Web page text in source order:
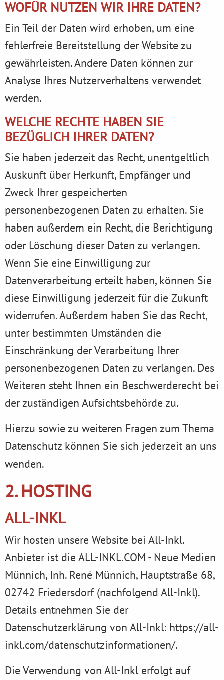
WOFÜR NUTZEN WIR IHRE DATEN?
Ein Teil der Daten wird erhoben, um eine
fehlerfreie Bereitstellung der Website zu
gewährleisten. Andere Daten können zur
Analyse Ihres Nutzerverhaltens verwendet
werden.
WELCHE RECHTE HABEN SIE
BEZÜGLICH IHRER DATEN?
Sie haben jederzeit das Recht, unentgeltlich
Auskunft über Herkunft, Empfänger und
Zweck Ihrer gespeicherten
personenbezogenen Daten zu erhalten. Sie
haben außerdem ein Recht, die Berichtigung
oder Löschung dieser Daten zu verlangen.
Wenn Sie eine Einwilligung zur
Datenverarbeitung erteilt haben, können Sie
diese Einwilligung jederzeit für die Zukunft
widerrufen. Außerdem haben Sie das Recht,
unter bestimmten Umständen die
Einschränkung der Verarbeitung Ihrer
personenbezogenen Daten zu verlangen. Des
Weiteren steht Ihnen ein Beschwerderecht bei
der zuständigen Aufsichtsbehörde zu.
Hierzu sowie zu weiteren Fragen zum Thema
Datenschutz können Sie sich jederzeit an uns
wenden.
2. HOSTING
ALL-INKL
Wir hosten unsere Website bei All-Inkl.
Anbieter ist die ALL-INKL.COM - Neue Medien
Münnich, Inh. René Münnich, Hauptstraße 68,
02742 Friedersdorf (nachfolgend All-Inkl).
Details entnehmen Sie der
Datenschutzerklärung von All-Inkl: https://all-
inkl.com/datenschutzinformationen/.
Die Verwendung von All-Inkl erfolgt auf